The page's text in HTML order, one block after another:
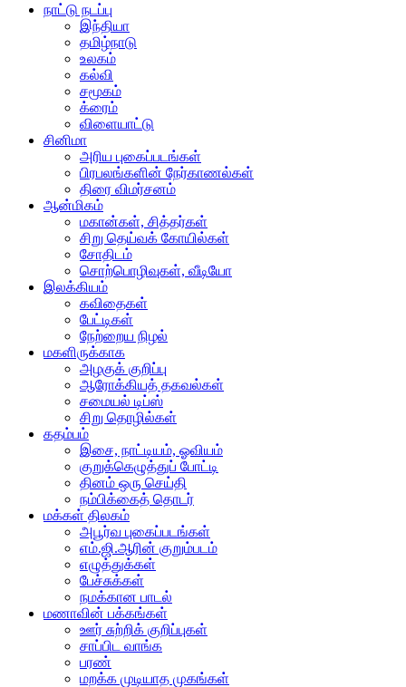
நாட்டு நடப்பு
இந்தியா
தமிழ்நாடு
உலகம்
கல்வி
சமூகம்
க்ரைம்
விளையாட்டு
சினிமா
அரிய புகைப்படங்கள்
பிரபலங்களின் நேர்காணல்கள்
திரை விமர்சனம்
ஆன்மிகம்
மகான்கள், சித்தர்கள்
சிறு தெய்வக் கோயில்கள்
சோதிடம்
சொற்பொழிவுகள், வீடியோ
இலக்கியம்
கவிதைகள்
பேட்டிகள்
நேற்றைய நிழல்
மகளிருக்காக
அழகுக் குறிப்பு
ஆரோக்கியத் தகவல்கள்
சமையல் டிப்ஸ்
சிறு தொழில்கள்
கதம்பம்
இசை, நாட்டியம், ஓவியம்
குறுக்கெழுத்துப் போட்டி
தினம் ஒரு செய்தி
நம்பிக்கைத் தொடர்
மக்கள் திலகம்
அபூர்வ புகைப்படங்கள்
எம்.ஜி.ஆரின் குறும்படம்
எழுத்துக்கள்
பேச்சுக்கள்
நமக்கான பாடல்
மணாவின் பக்கங்கள்
ஊர் சுற்றிக் குறிப்புகள்
சாப்பிட வாங்க
பரண்
மறக்க முடியாத முகங்கள்